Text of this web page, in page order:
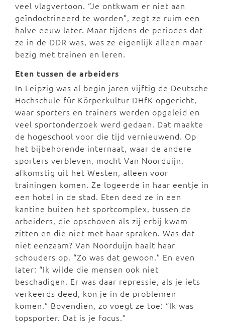
veel vlagvertoon. “Je ontkwam er niet aan
geïndoctrineerd te worden”, zegt ze ruim een
halve eeuw later. Maar tijdens de periodes dat
ze in de DDR was, was ze eigenlijk alleen maar
bezig met trainen en leren.
Eten tussen de arbeiders
In Leipzig was al begin jaren vijftig de Deutsche
Hochschule für Körperkultur DHfK opgericht,
waar sporters en trainers werden opgeleid en
veel sportonderzoek werd gedaan. Dat maakte
de hogeschool voor die tijd vernieuwend. Op
het bijbehorende internaat, waar de andere
sporters verbleven, mocht Van Noorduijn,
afkomstig uit het Westen, alleen voor
trainingen komen. Ze logeerde in haar eentje in
een hotel in de stad. Eten deed ze in een
kantine buiten het sportcomplex, tussen de
arbeiders, die opschoven als zij erbij kwam
zitten en die niet met haar spraken. Was dat
niet eenzaam? Van Noorduijn haalt haar
schouders op. “Zo was dat gewoon.” En even
later: “Ik wilde die mensen ook niet
beschadigen. Er was daar repressie, als je iets
verkeerds deed, kon je in de problemen
komen.” Bovendien, zo voegt ze toe: “Ik was
topsporter. Dat is je focus.”